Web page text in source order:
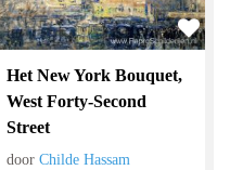
Het New York Bouquet,
West Forty-Second
Street
doorChilde Hassam